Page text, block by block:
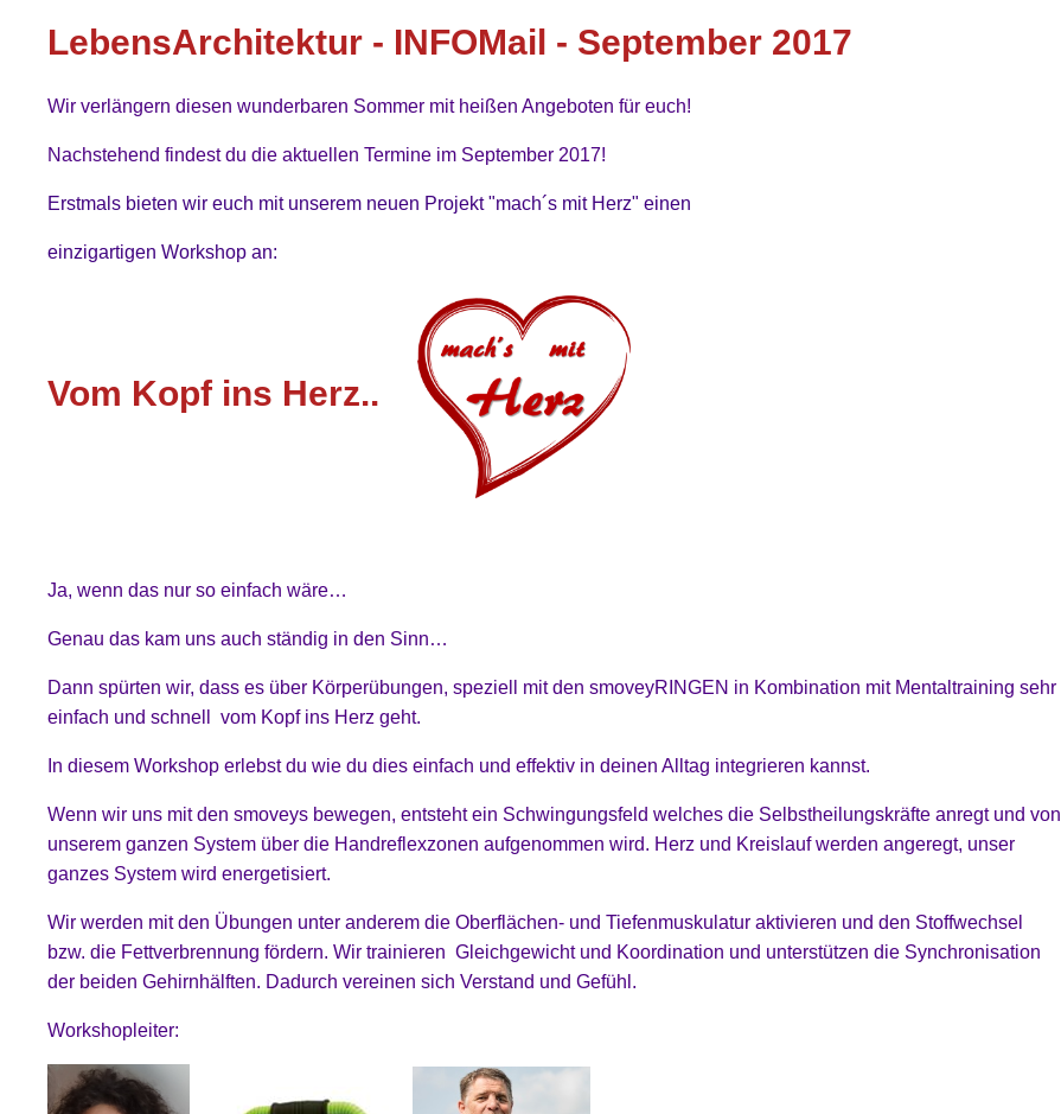
LebensArchitektur - INFOMail - September 2017
Wir verlängern diesen wunderbaren Sommer mit heißen Angeboten für euch!
Nachstehend findest du die aktuellen Termine im September 2017!
Erstmals bieten wir euch mit unserem neuen Projekt "mach´s mit Herz" einen
einzigartigen Workshop an:
Vom Kopf ins Herz..
Ja, wenn das nur so einfach wäre…
Genau das kam uns auch ständig in den Sinn…
Dann spürten wir, dass es über Körperübungen, speziell mit den smoveyRINGEN in Kombination mit Mentaltraining sehr
einfach und schnell vom Kopf ins Herz geht.
In diesem Workshop erlebst du wie du dies einfach und effektiv in deinen Alltag integrieren kannst.
Wenn wir uns mit den smoveys bewegen, entsteht ein Schwingungsfeld welches die Selbstheilungskräfte anregt und von
unserem ganzen System über die Handreflexzonen aufgenommen wird. Herz und Kreislauf werden angeregt, unser
ganzes System wird energetisiert.
Wir werden mit den Übungen unter anderem die Oberflächen- und Tiefenmuskulatur aktivieren und den Stoffwechsel
bzw. die Fettverbrennung fördern. Wir trainieren Gleichgewicht und Koordination und unterstützen die Synchronisation
der beiden Gehirnhälften. Dadurch vereinen sich Verstand und Gefühl.
Workshopleiter: